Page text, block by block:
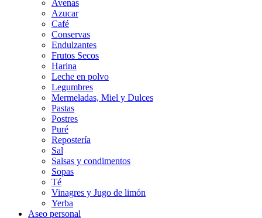
Avenas
Azucar
Café
Conservas
Endulzantes
Frutos Secos
Harina
Leche en polvo
Legumbres
Mermeladas, Miel y Dulces
Pastas
Postres
Puré
Repostería
Sal
Salsas y condimentos
Sopas
Té
Vinagres y Jugo de limón
Yerba
Aseo personal